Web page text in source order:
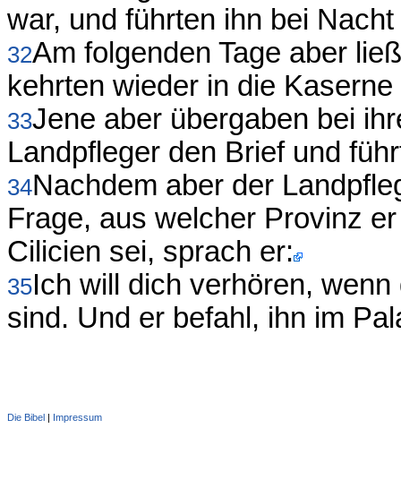
war, und führten ihn bei
32Am folgenden Tage aber
kehrten wieder in die
33Jene aber übergaben bei
Landpfleger den Brief und
34Nachdem aber der
Frage, aus welcher Provinz
Cilicien sei, sprach er:
35Ich will dich verhören,
sind. Und er befahl, ihn im
Die Bibel | Impressum